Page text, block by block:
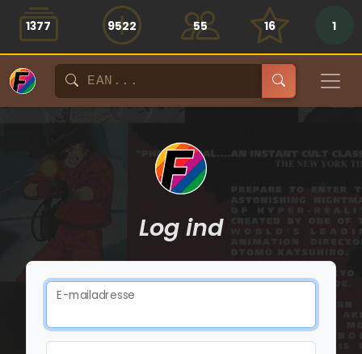
1377 9522 55 16 1
Log ind
E-mailadresse